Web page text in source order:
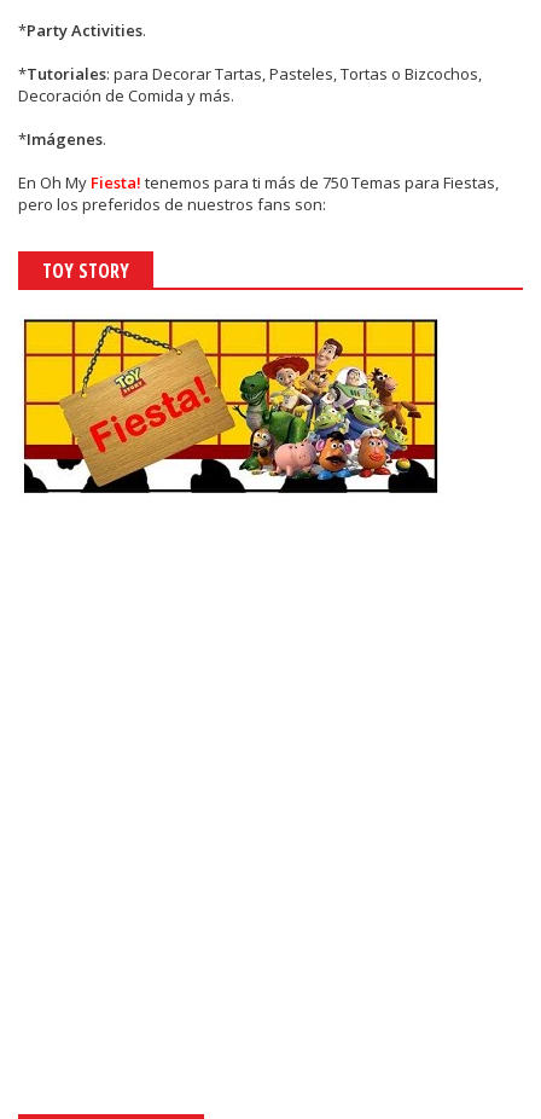
*Party Activities.
*Tutoriales: para Decorar Tartas, Pasteles, Tortas o Bizcochos,
Decoración de Comida y más.
*Imágenes.
En Oh My Fiesta! tenemos para ti más de 750 Temas para Fiestas,
pero los preferidos de nuestros fans son:
TOY STORY